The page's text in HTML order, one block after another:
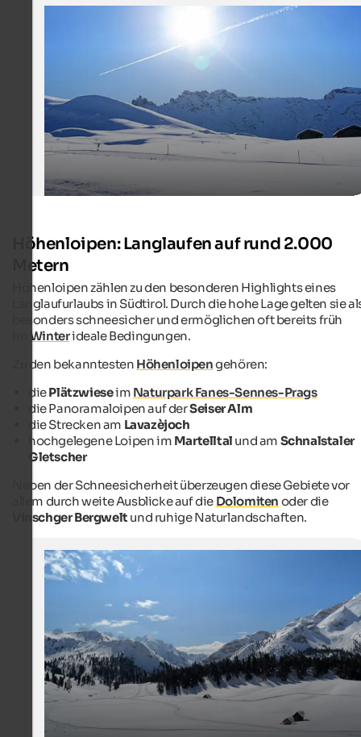
Im Winter ist die Seiser Alm ein Paradies für Wanderer,
Langläufer und Skifahrer.
Internet Consulting - Fabian Auer
Höhenloipen: Langlaufen auf rund 2.000
Metern
Plätzwiese
Eine herrliche Schneedecke hüllt die Plätzwiese im
Internet Consulting - Isabel Gräber
Höhenloipen zählen zu den besonderen Highlights eines
Langlaufurlaubs in Südtirol. Durch die hohe Lage gelten sie
besonders schneesicher und ermöglichen oft bereits früh
Winterideale Bedingungen.
Zu den bekanntesten Höhenloipengehören:
diePlätzwieseim Naturpark Fanes-Sennes-Prags
die Panoramaloipen auf derSeiser Alm
die Strecken am Lavazèjoch
hochgelegene Loipen im Martelltal und am Schnalstaler
Gletscher
Neben der Schneesicherheit überzeugen diese Gebiete vor
allem durch weite Ausblicke auf die Dolomiten oder die
Vinschger Bergwelt und ruhige Naturlandschaften.